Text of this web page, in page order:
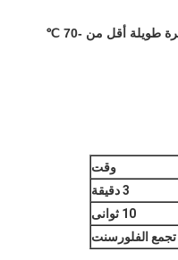
وقت
3 دقيقة
10 ثوانى